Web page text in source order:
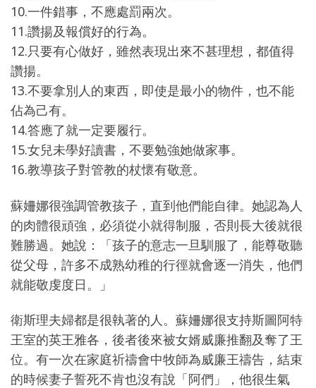
10.一件錯事，不應處罰兩次。
11.讚揚及報償好的行為。
12.只要有心做好，雖然表現出來不甚理想，都值得
讚揚。
13.不要拿別人的東西，即使是最小的物件，也不能
佔為己有。
14.答應了就一定要履行。
15.女兒未學好讀書，不要勉強她做家事。
16.教導孩子對管教的杖懷有敬意。
蘇姍娜很強調管教孩子，直到他們能自律。她認為人
的肉體很頑強，必須從小就得制服，否則長大後就很
難勝過。她說：「孩子的意志一旦馴服了，能尊敬聽
從父母，許多不成熟幼稚的行徑就會逐一消失，他們
就能敬虔度日。」
衛斯理夫婦都是很執著的人。蘇姍娜很支持斯圖阿特
王室的英王雅各，後者後來被女婿威廉推翻及奪了王
位。有一次在家庭祈禱會中牧師為威廉王禱告，結束
的時候妻子誓死不肯也沒有說「阿們」，他很生氣